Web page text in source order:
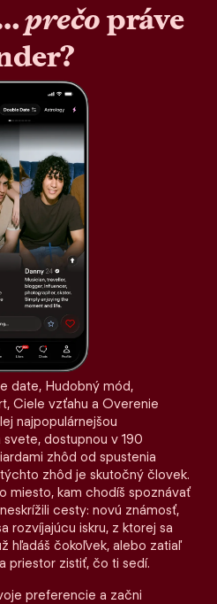
prečopráve
date, Hudobný mód,
Ciele vzťahu a Overenie
najpopulárnejšou
dostupnou v 190
zhôd od spustenia
zhôd je skutočný človek.
miesto, kam chodíš spoznávať
cesty: novú známosť,
rozvíjajúcu iskru, z ktorej sa
hľadáš čokoľvek, alebo zatiaľ
priestor zistiť, čo ti sedí.
preferencie a začni